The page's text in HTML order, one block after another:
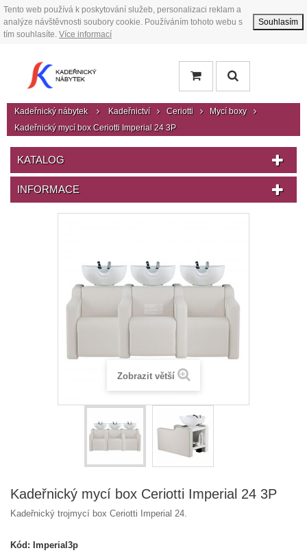
Tento web používá k poskytování služeb, personalizaci reklam a
analýze návštěvnosti soubory cookie. Používáním tohoto webu s
tím souhlasíte. Více informací
Souhlasím
Kadeřnický nábytek Kadeřnictví Ceriotti
Mycí boxy
Kadeřnický mycí box Ceriotti Imperial 24 3P
KATALOG
INFORMACE
Zobrazit větší
Kadeřnický mycí box Ceriotti Imperial 24 3P
Kadeřnický trojmycí box Ceriotti Imperial 24.
Kód: Imperial3p